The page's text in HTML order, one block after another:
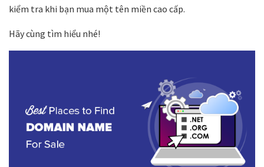
kiểm tra khi bạn mua một tên miền cao cấp.
Hãy cùng tìm hiểu nhé!